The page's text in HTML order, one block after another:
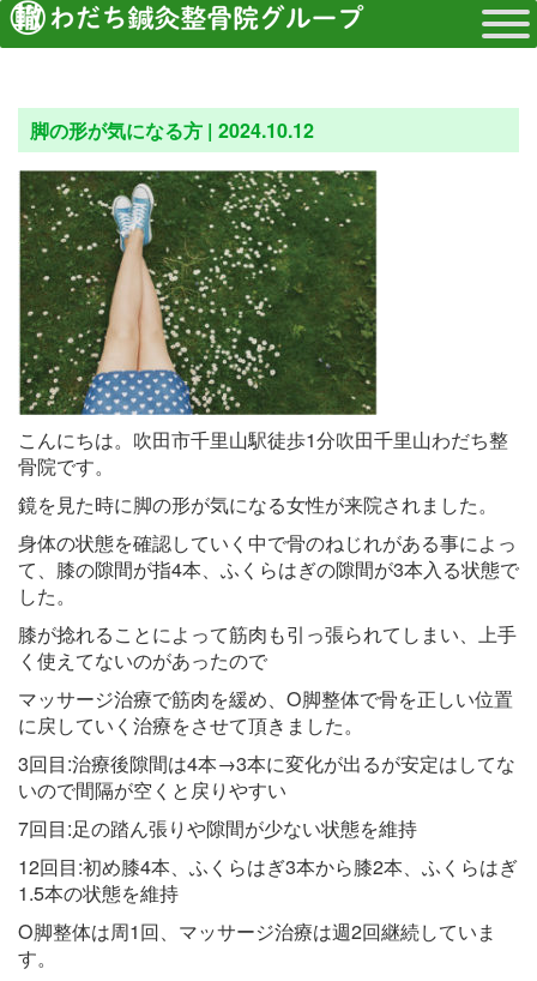
脚の形が気になる方 | 2024.10.12
こんにちは。吹田市千里山駅徒歩1分吹田千里山わだち整
骨院です。
鏡を見た時に脚の形が気になる女性が来院されました。
身体の状態を確認していく中で骨のねじれがある事によっ
て、膝の隙間が指4本、ふくらはぎの隙間が3本入る状態で
した。
膝が捻れることによって筋肉も引っ張られてしまい、上手
く使えてないのがあったので
マッサージ治療で筋肉を緩め、O脚整体で骨を正しい位置
に戻していく治療をさせて頂きました。
3回目:治療後隙間は4本→3本に変化が出るが安定はしてな
いので間隔が空くと戻りやすい
7回目:足の踏ん張りや隙間が少ない状態を維持
12回目:初め膝4本、ふくらはぎ3本から膝2本、ふくらはぎ
1.5本の状態を維持
O脚整体は周1回、マッサージ治療は週2回継続していま
す。